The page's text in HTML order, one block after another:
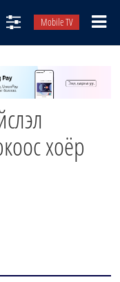
Mobile TV
хоёр